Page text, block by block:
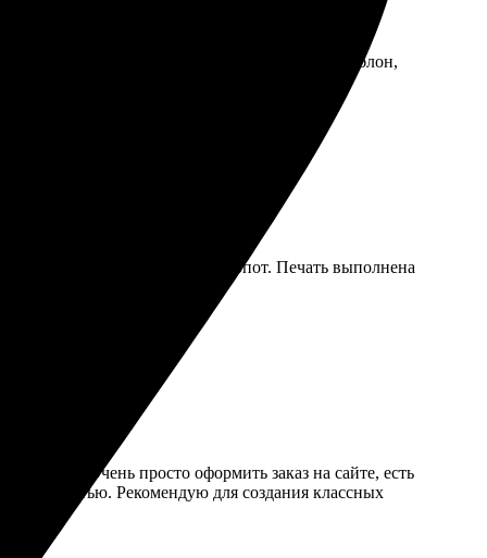
Заказал через сайт — выбрал шаблон,
без лишних хлопот. Печать выполнена
завышена.
Очень просто оформить заказ на сайте, есть
печатью. Рекомендую для создания классных